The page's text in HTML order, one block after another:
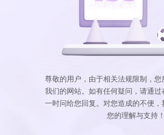
尊敬的用户，由于相关法规限制，您
我们的网站。如有任何疑问，请通
一时问给您回复。对您造成的不便
您的理解与支持！